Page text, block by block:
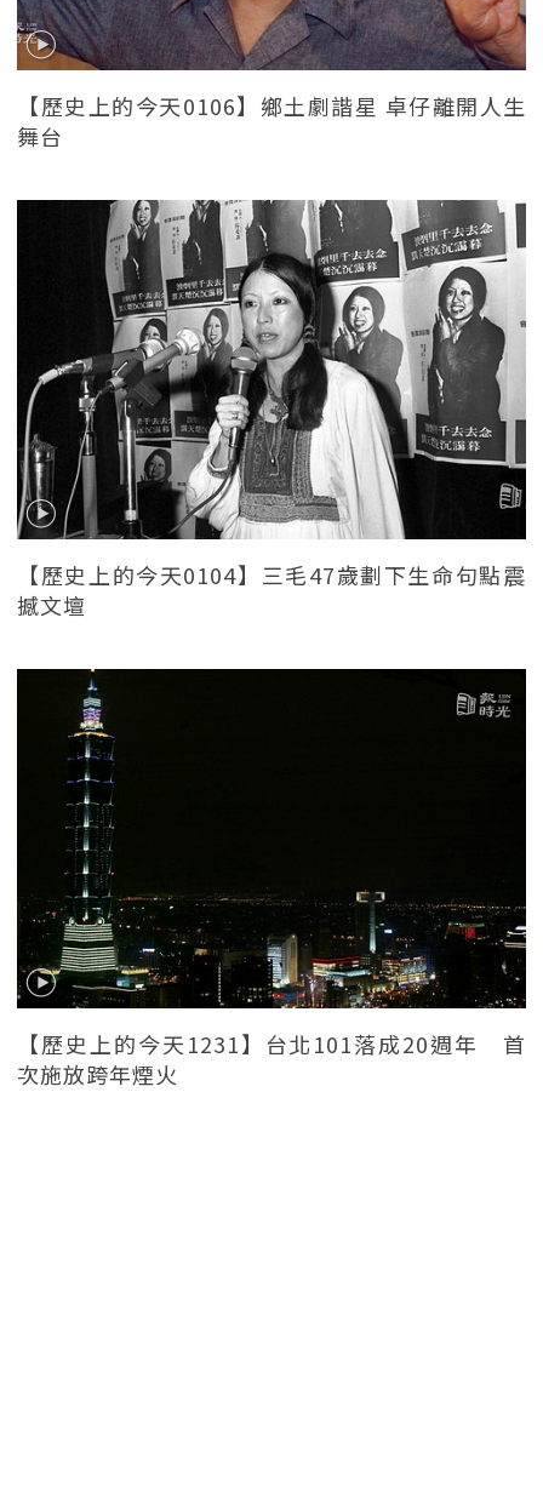
【歷史上的今天0106】鄉土劇諧星 卓仔離開人生
舞台
【歷史上的今天0104】三毛47歲劃下生命句點震
撼文壇
【歷史上的今天1231】台北101落成20週年 首
次施放跨年煙火